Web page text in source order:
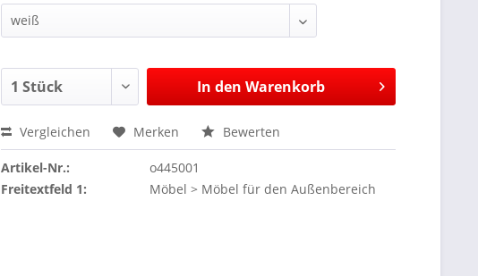
In den Warenkorb
Vergleichen Merken Bewerten
Artikel-Nr.:
o445001
Freitextfeld 1:
Möbel > Möbel für den Außenbereich